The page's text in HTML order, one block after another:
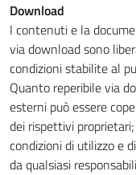
Download
I contenuti e la
via download sono
condizioni stabilite al
Quanto reperibile via
esterni può essere
dei rispettivi
condizioni di utilizzo e
da qualsiasi